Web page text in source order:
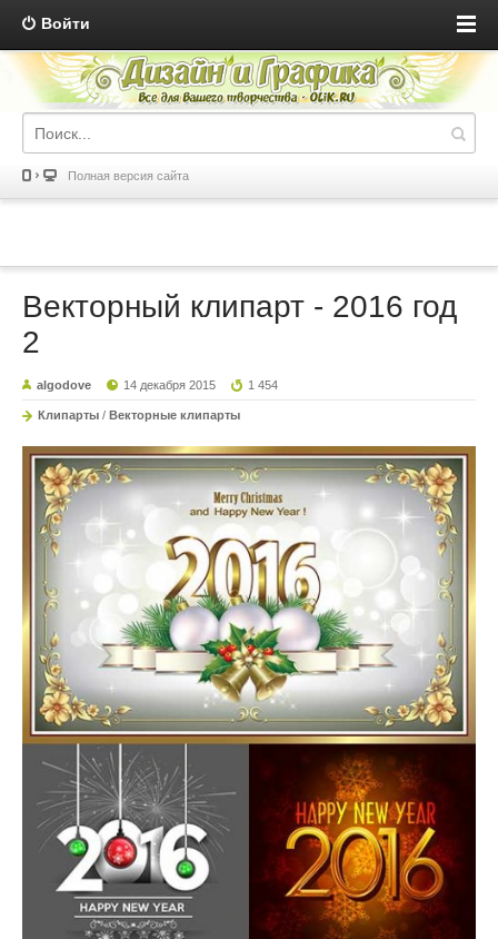
Войти
Полная версия сайта
Векторный клипарт - 2016 год
2
algodove 14 декабря 2015 1 454
Клипарты / Векторные клипарты